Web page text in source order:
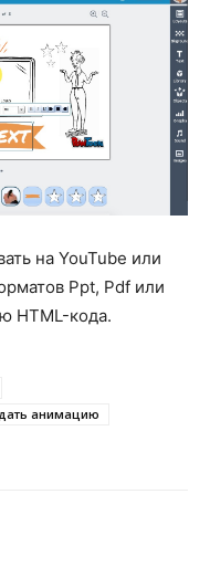
на YouTube или
Ppt, Pdf или
HTML-кода.
анимацию